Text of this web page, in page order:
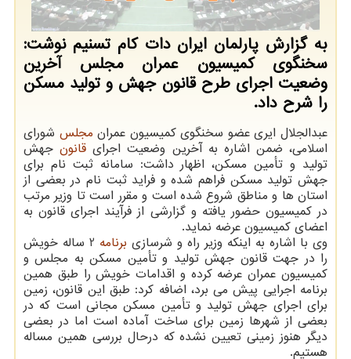
به گزارش پارلمان ایران دات کام تسنیم نوشت:
سخنگوی کمیسیون عمران مجلس آخرین
وضعیت اجرای طرح قانون جهش و تولید مسکن
را شرح داد.
عبدالجلال ایری عضو سخنگوی کمیسیون عمران مجلس شورای
اسلامی، ضمن اشاره به آخرین وضعیت اجرای قانونجهش
تولید و تأمین مسکن، اظهار داشت: سامانه ثبت نام برای
جهش تولید مسکن فراهم شده و فراید ثبت نام در بعضی از
استان ها و مناطق شروع شده است و مقرر است تا وزیر مرتب
در کمیسیون حضور یافته و گزارشی از فرآیند اجرای قانون به
اعضای کمیسیون عرضه نماید.
وی با اشاره به اینکه وزیر راه و شرسازی برنامه
2 ساله خویش
را در جهت قانون جهش تولید و تأمین مسکن به مجلس و
کمیسیون عمران عرضه کرده و اقدامات خویش را طبق همین
برنامه اجرایی پیش می برد، اضافه کرد: طبق این قانون، زمین
برای اجرای جهش تولید و تأمین مسکن مجانی است که در
بعضی از شهرها زمین برای ساخت آماده است اما در بعضی
دیگر هنوز زمینی تعیین نشده که درحال بررسی همین مساله
هستیم.